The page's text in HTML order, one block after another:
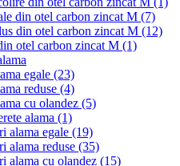
din otel carbon zincat M (7)
din otel carbon zincat M (12)
otel carbon zincat M (1)
egale (23)
reduse (4)
cu olandez (5)
alama (1)
alama egale (19)
alama reduse (35)
alama cu olandez (15)